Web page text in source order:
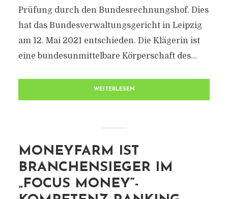
Prüfung durch den Bundesrechnungshof. Dies
hat das Bundesverwaltungsgericht in Leipzig
am 12. Mai 2021 entschieden. Die Klägerin ist
eine bundesunmittelbare Körperschaft des...
WEITERLESEN
MONEYFARM IST
BRANCHENSIEGER IM
„FOCUS MONEY“-